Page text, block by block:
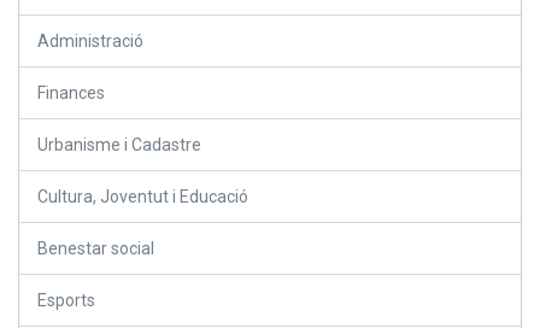
Administració
Finances
Urbanisme i Cadastre
Cultura, Joventut i Educació
Benestar social
Esports